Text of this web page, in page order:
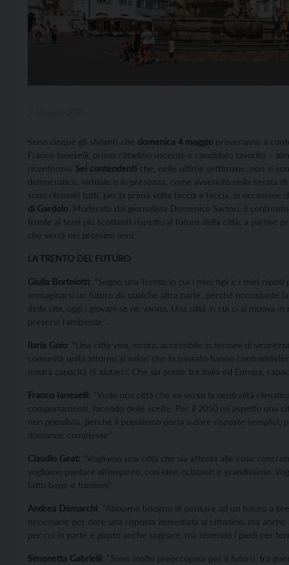
Sono cinque gli sfidanti che domenica 4 maggio proveranno a
Franco Ianeselli, primo cittadino uscente e candidato favorito –
riconferma. Sei contendenti che, nelle ultime settimane, non si
democratico, virtuale o in presenza, come avvenuto nella serata
sono ritrovati tutti, per la prima volta faccia a faccia, in occasione
di Gardolo. Moderato dal giornalista Domenico Sartori, il
fronte ai temi più scottanti rispetto al futuro della città, a partire
che verrà nei prossimi anni.
LA TRENTO DEL FUTURO
Giulia Bortolotti: “Sogno una Trento in cui i miei figli e i miei nipoti
immaginarsi un futuro da qualche altra parte, perché nonostante
della vita, oggi i giovani se ne vanno. Una città in cui ci si muova
preservi l’ambiente”.
Ilaria Goio: “Una città viva, sicura, accessibile in termini di
comunità unita attorno ai valori che in passato hanno
nostra capacità di aiutarci. Che sia ponte tra Italia ed Europa,
Franco Ianeselli: “Vedo una città che va verso la neutralità
comportamenti, facendo delle scelte. Per il 2050 mi aspetto una
non populista, perché il populismo porta a dare risposte semplici,
domande complesse”.
Claudio Geat: “Vogliamo una città che sia attenta alle cose
vogliamo puntare all’empireo, con idee eclatanti e grandissime.
fatto bene e funzioni”.
Andrea Demarchi: “Abbiamo bisogno di pensare ad un futuro a
necessarie per dare una risposta immediata al cittadino, ma
per cui in parte è giusto anche sognare, ma tenendo i piedi per
Simonetta Gabrielli: “Sono molto preoccupata per il futuro, tra